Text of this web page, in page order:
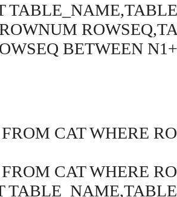
BETWEEN
CAT WHERE
CAT WHERE